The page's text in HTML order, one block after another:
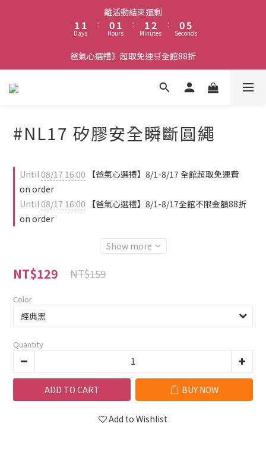
離活動結束還剩
1
0
1
0
Days
:
1
0
2
1
0
Hours
:
2
1
0
3
2
1
0
Minutes
:
05
4
3
2
0
Seconds
爸氣心選禮》超取免運🛒全館88折
#NL17 矽膠安全瞬斷圓繩
Until08/17 16:00 【爸氣心選禮】8/1-8/17 全館超取免運費
on order
Until08/17 16:00 【爸氣心選禮】8/1-8/17全館不限金額88折
on order
Show more
NT$129 NT$159
Color
Quantity
ADD TO CART BUY NOW
Add to Wishlist